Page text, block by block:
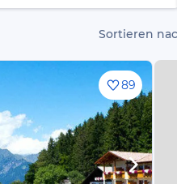
Sortieren
89